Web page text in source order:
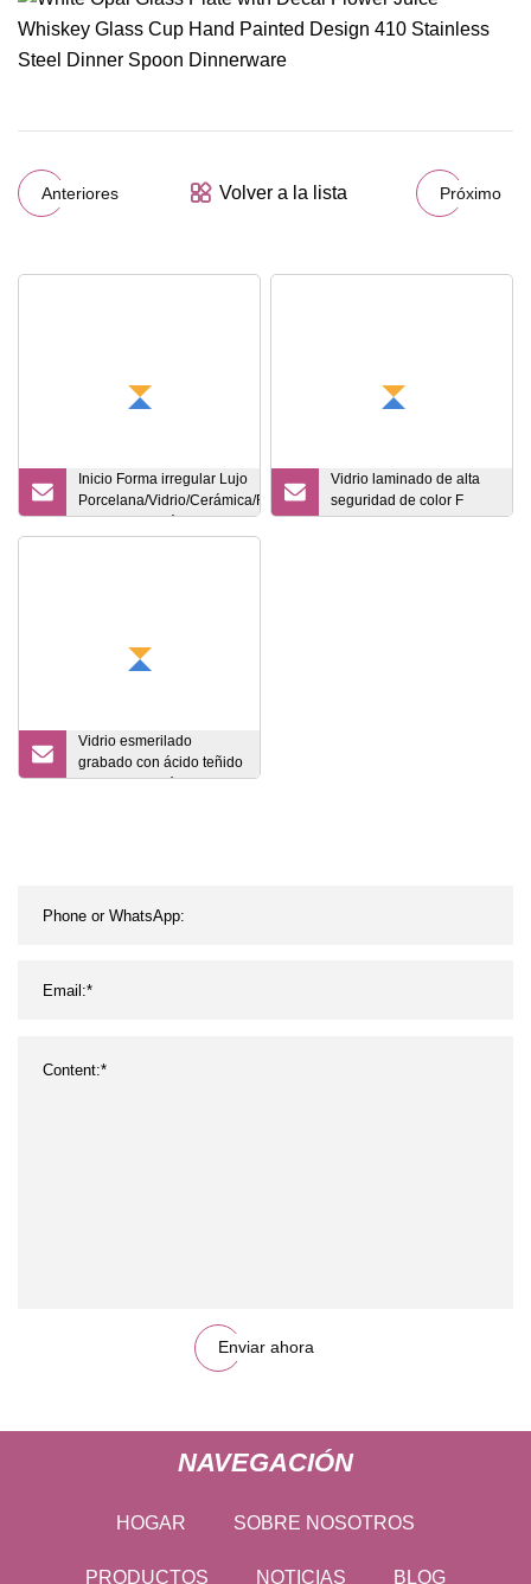
Anteriores Volver a la lista Próximo
Inicio Forma irregular Lujo
Porcelana/Vidrio/Cerámica/Resina/Cerámica
Florero de cerámica
Vidrio laminado de alta
seguridad de color F
Green1.52 PVB para
Vidrio esmerilado
grabado con ácido teñido
para decoración del
Enviar ahora
NAVEGACIÓN
HOGAR SOBRE NOSOTROS
PRODUCTOS NOTICIAS BLOG